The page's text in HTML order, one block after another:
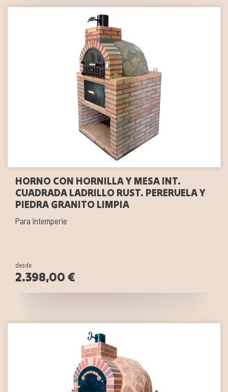
HORNO CON HORNILLA Y MESA INT.
CUADRADA LADRILLO RUST. PERERUELA Y
PIEDRA GRANITO LIMPIA
Para intemperie
desde
2.398,00 €